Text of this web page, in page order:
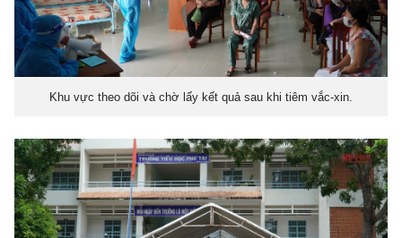
Khu vực theo dõi và chờ lấy kết quả sau khi tiêm vắc-xin.